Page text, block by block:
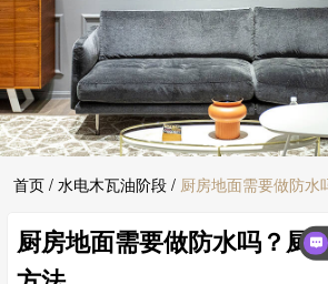
首页 / 水电木瓦油阶段 / 厨房地面需要做防水
方法
厨房地面需要做防水吗？厨